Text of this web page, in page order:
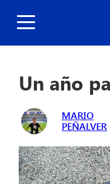
Un año
MARIO
PEÑALVER